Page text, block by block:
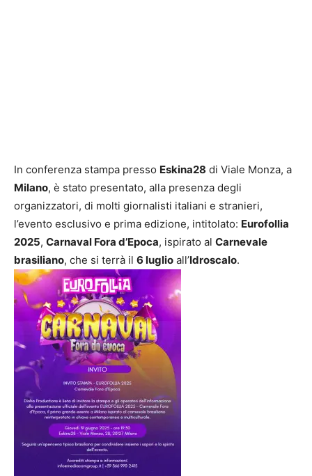
In conferenza stampa presso Eskina28 di Viale Monza, a
Milano, è stato presentato, alla presenza degli
organizzatori, di molti giornalisti italiani e stranieri,
l’evento esclusivo e prima edizione, intitolato: Eurofollia
2025, Carnaval Fora d’Epoca, ispirato al Carnevale
brasiliano, che si terrà il 6 luglio all’Idroscalo.